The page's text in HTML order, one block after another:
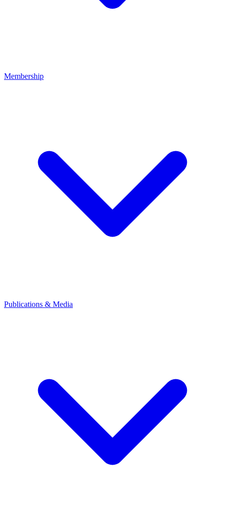
Membership
Publications & Media